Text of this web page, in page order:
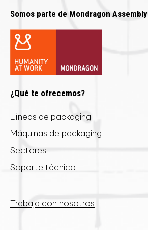
Somos parte de Mondragon Assembly
¿Qué te ofrecemos?
Líneas de packaging
Máquinas de packaging
Sectores
Soporte técnico
Trabaja con nosotros